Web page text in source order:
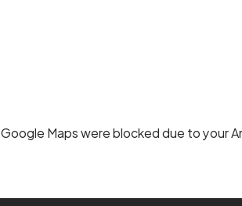
Google Maps were blocked due to your